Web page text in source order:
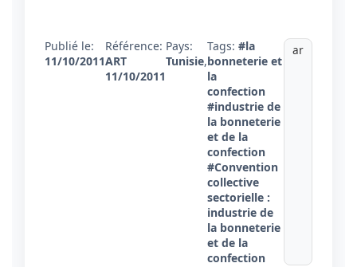
Publié le:
11/10/2011
Référence:
ART
11/10/2011
Pays:
Tunisie,
Tags: #la
bonneterie et
la
confection
#industrie de
la bonneterie
et de la
confection
#Convention
collective
sectorielle :
industrie de
la bonneterie
et de la
confection
ar